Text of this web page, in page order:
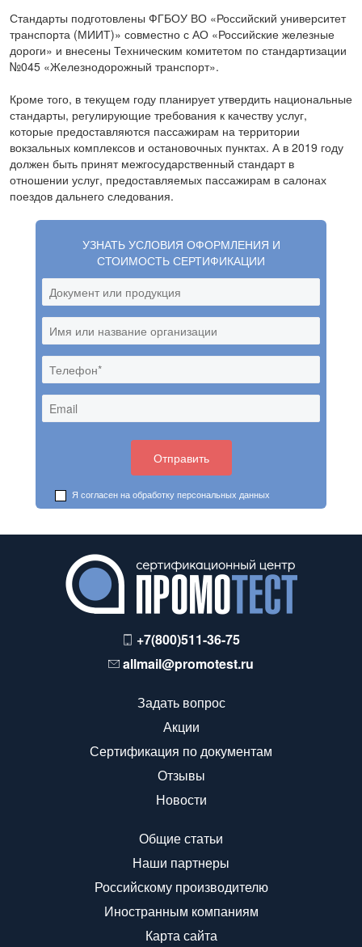
Стандарты подготовлены ФГБОУ ВО «Российский университет
транспорта (МИИТ)» совместно с АО «Российские железные
дороги» и внесены Техническим комитетом по стандартизации
№045 «Железнодорожный транспорт».
Кроме того, в текущем году планирует утвердить национальные
стандарты, регулирующие требования к качеству услуг,
которые предоставляются пассажирам на территории
вокзальных комплексов и остановочных пунктах. А в 2019 году
должен быть принят межгосударственный стандарт в
отношении услуг, предоставляемых пассажирам в салонах
поездов дальнего следования.
УЗНАТЬ УСЛОВИЯ ОФОРМЛЕНИЯ И
СТОИМОСТЬ СЕРТИФИКАЦИИ
Я согласен на обработкуперсональных данных
+7(800)511-36-75
allmail@promotest.ru
Задать вопрос
Акции
Сертификация по документам
Отзывы
Новости
Общие статьи
Наши партнеры
Российскому производителю
Иностранным компаниям
Карта сайта